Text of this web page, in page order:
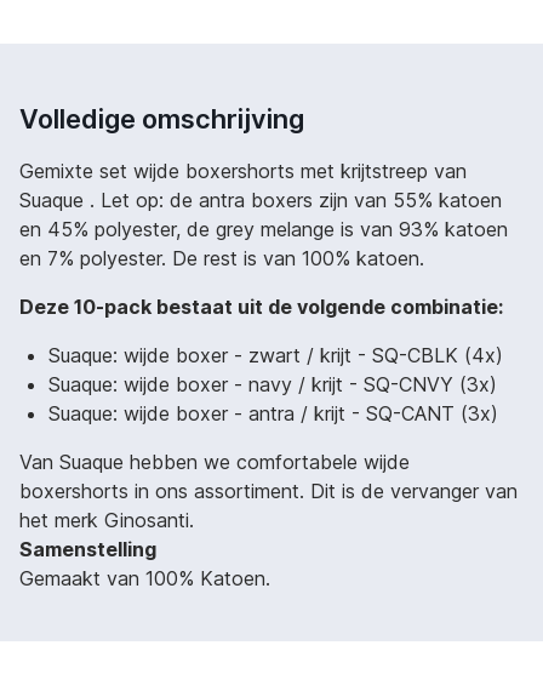
Volledige omschrijving
Gemixte set wijde boxershorts met krijtstreep van
Suaque . Let op: de antra boxers zijn van 55% katoen
en 45% polyester, de grey melange is van 93% katoen
en 7% polyester. De rest is van 100% katoen.
Deze 10-pack bestaat uit de volgende combinatie:
Suaque: wijde boxer - zwart / krijt - SQ-CBLK (4x)
Suaque: wijde boxer - navy / krijt - SQ-CNVY (3x)
Suaque: wijde boxer - antra / krijt - SQ-CANT (3x)
Van Suaque hebben we comfortabele wijde
boxershorts in ons assortiment. Dit is de vervanger van
het merk Ginosanti.
Samenstelling
Gemaakt van 100% Katoen.